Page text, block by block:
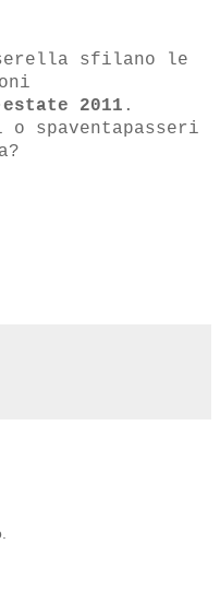
sfilano le
2011 .
o spaventapasseri